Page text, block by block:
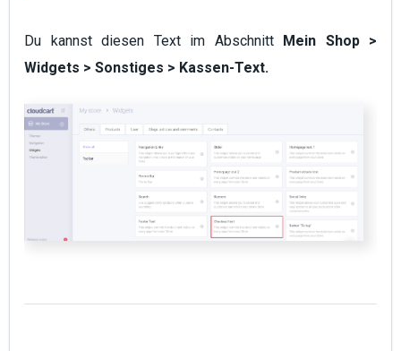
Du kannst diesen Text im Abschnitt
Mein Shop >
Widgets > Sonstiges > Kassen-Text.